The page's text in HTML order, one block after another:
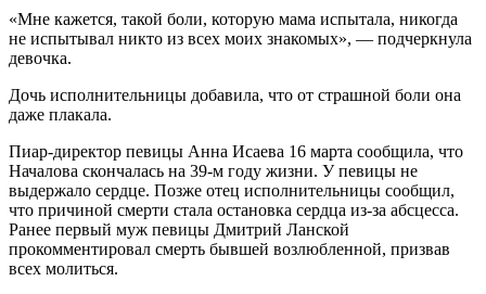
«Мне кажется, такой боли, которую мама испытала, никогда
не испытывал никто из всех моих знакомых», — подчеркнула
девочка.
Дочь исполнительницы добавила, что от страшной боли она
даже плакала.
Пиар-директор певицы Анна Исаева 16 марта сообщила, что
Началова скончалась на 39-м году жизни. У певицы не
выдержало сердце. Позже отец исполнительницы сообщил,
что причиной смерти стала остановка сердца из-за абсцесса.
Ранее первый муж певицы Дмитрий Ланской
прокомментировал смерть бывшей возлюбленной, призвав
всех молиться.